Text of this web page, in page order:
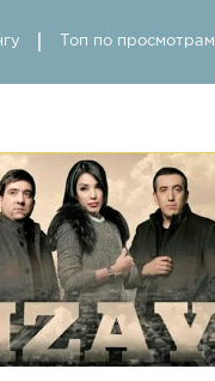
Топ по просмотрам